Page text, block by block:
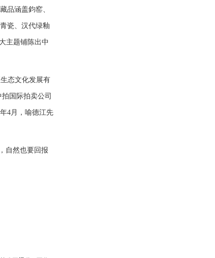
品涵盖鈞窑、
瓷、汉代绿釉
主题铺陈出中
态文化发展有
国际拍卖公司
4月，喻德江先
自然也要回报